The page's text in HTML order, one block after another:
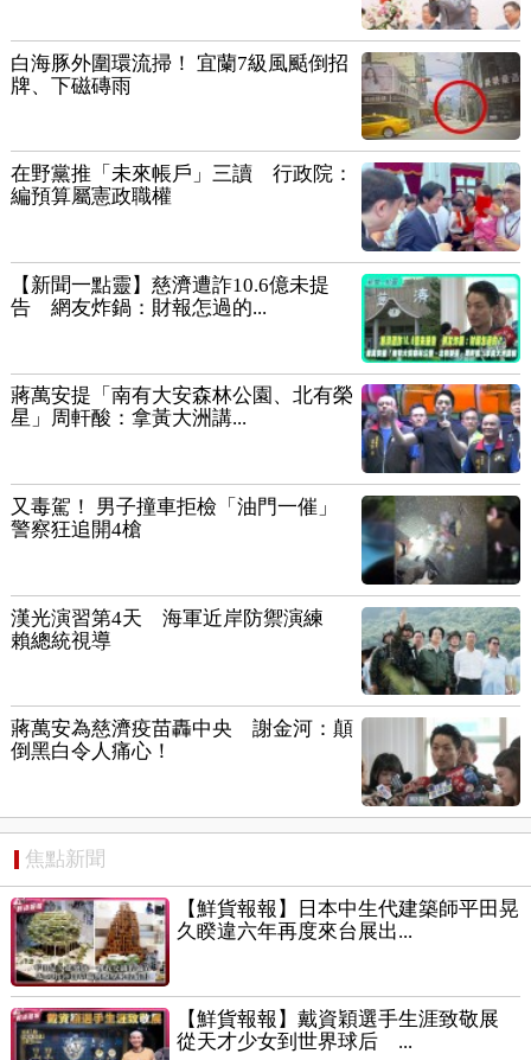
白海豚外圍環流掃！ 宜蘭7級風颳倒招
牌、下磁磚雨
在野黨推「未來帳戶」三讀 行政院：
編預算屬憲政職權
【新聞一點靈】慈濟遭詐10.6億未提
告 網友炸鍋：財報怎過的...
蔣萬安提「南有大安森林公園、北有榮
星」周軒酸：拿黃大洲講...
又毒駕！ 男子撞車拒檢「油門一催」
警察狂追開4槍
漢光演習第4天 海軍近岸防禦演練
賴總統視導
蔣萬安為慈濟疫苗轟中央 謝金河：顛
倒黑白令人痛心！
焦點新聞
【鮮貨報報】日本中生代建築師平田晃
久睽違六年再度來台展出...
【鮮貨報報】戴資穎選手生涯致敬展
從天才少女到世界球后 ...